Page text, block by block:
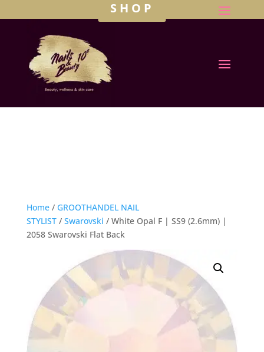
SHOP
Home/ GROOTHANDEL NAIL
STYLIST/ Swarovski / White Opal F | SS9 (2.6mm) |
2058 Swarovski Flat Back